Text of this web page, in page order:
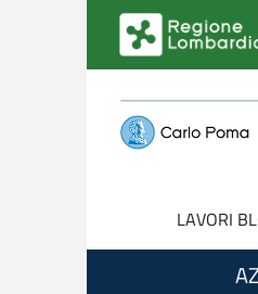
Salta al contenuto principale
LAVORI